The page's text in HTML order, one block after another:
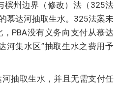
槟州边界（修改）法（325法
慕达河抽取生水。325法案未
PBA没有义务向支付从慕达
河集水区”抽取生水之费用予
抽取生水，并且无需支付任